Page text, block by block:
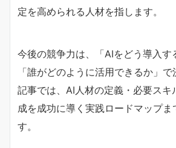
定を高められる人材を指します。
今後の競争力は、「AIをどう導入す
「誰がどのように活用できるか」
記事では、AI人材の定義・必要スキ
成を成功に導く実践ロードマップま
す。